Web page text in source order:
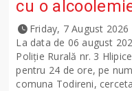
cu o
Friday, 7 August 2026
La data de 06 august
Poliție Rurală nr. 3
pentru 24 de ore, pe
comuna Todireni,